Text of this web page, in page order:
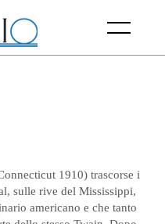
Menu
1910) trascorse i
sulle rive del Mississippi,
americano e che tanto